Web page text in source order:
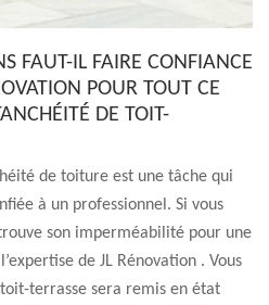
FAUT-IL FAIRE CONFIANCE
POUR TOUT CE
DE TOIT-
de toiture est une tâche qui
à un professionnel. Si vous
son imperméabilité pour une
de JL Rénovation . Vous
terrasse sera remis en état